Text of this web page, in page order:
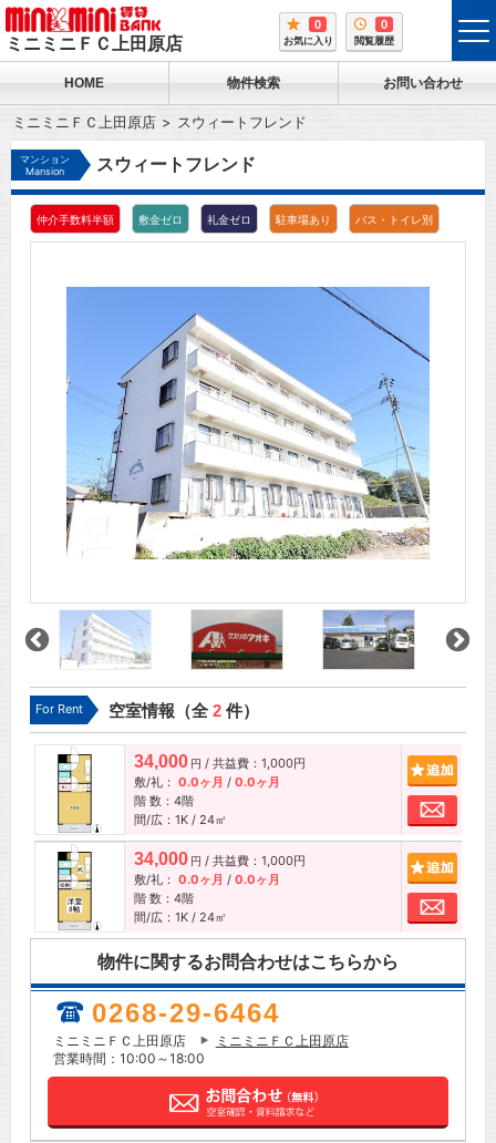
ミニミニＦＣ上田原店
0
お気に入り
0
閲覧履歴
HOME 物件検索 お問い合わせ
ミニミニＦＣ上田原店 スウィートフレンド
マンション
Mansion
スウィートフレンド
仲介手数料半額 敷金ゼロ 礼金ゼロ 駐車場あり バス・トイレ別
For Rent 空室情報（全2件）
34,000 円 / 共益費：1,000円
敷/礼： 0.0ヶ月 / 0.0ヶ月
階 数：4階
間/広：1K / 24㎡
お問
34,000 円 / 共益費：1,000円
敷/礼： 0.0ヶ月 / 0.0ヶ月
階 数：4階
間/広：1K / 24㎡
お問
物件に関するお問合わせはこちらから
0268-29-6464
ミニミニＦＣ上田原店
ミニミニＦＣ上田原店
営業時間：10:00～18:00